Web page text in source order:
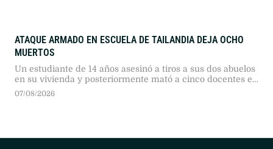
ATAQUE ARMADO EN ESCUELA DE TAILANDIA DEJA OCHO
MUERTOS
Un estudiante de 14 años asesinó a tiros a sus dos abuelos
en su vivienda y posteriormente mató a cinco docentes en
una escuela secundaria antes de quitarse la vida.
07/08/2026